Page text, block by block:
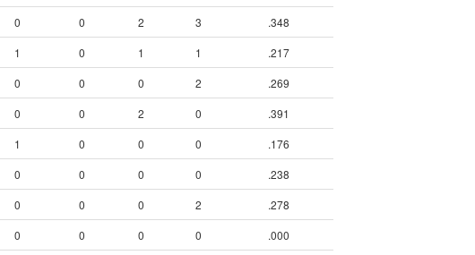
0 0 2 3
.348
1 0 1 1
.217
0 0 0 2
.269
0 0 2 0
.391
1 0 0 0
.176
0 0 0 0
.238
0 0 0 2
.278
0 0 0 0
.000